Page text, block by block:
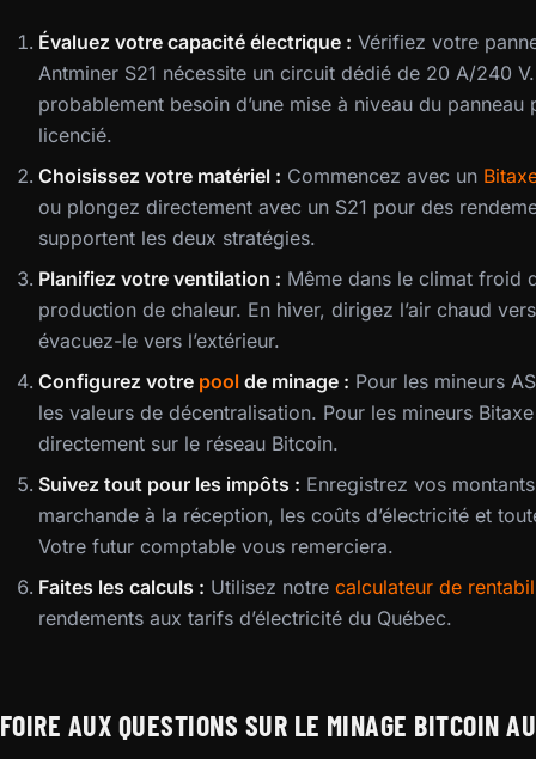
Évaluez votre capacité électrique : Vérifiez votre
Antminer S21 nécessite un circuit dédié de 20 A/240
probablement besoin d’une mise à niveau du
licencié.
Choisissez votre matériel : Commencez avec un
ou plongez directement avec un S21 pour des
supportent les deux stratégies.
Planifiez votre ventilation : Même dans le climat froid
production de chaleur. En hiver, dirigez l’air chaud
évacuez-le vers l’extérieur.
Configurez votre pool de minage : Pour les mineurs
les valeurs de décentralisation. Pour les mineurs
directement sur le réseau Bitcoin.
Suivez tout pour les impôts : Enregistrez vos
marchande à la réception, les coûts d’électricité et
Votre futur comptable vous remerciera.
Faites les calculs : Utilisez notre calculateur de
rendements aux tarifs d’électricité du Québec.
FOIRE AUX QUESTIONS SUR LE MINAGE BITCOIN